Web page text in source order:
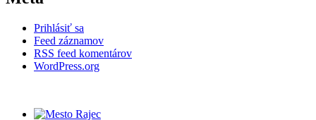
Prihlásiť sa
Feed záznamov
RSS feed komentárov
WordPress.org